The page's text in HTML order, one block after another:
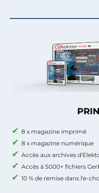
8 x magazine imprimé
8 x magazine numérique
Accès aux archives
Accès à 5000+ fichiers
10 % de remise dans l'e-